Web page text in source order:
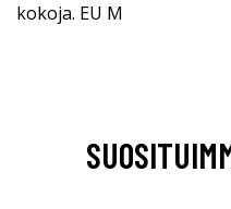
kokoja. EU M